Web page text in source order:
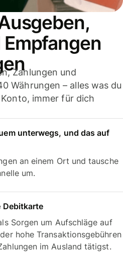
Zahlungen und
Währungen – alles was du
immer für dich
unterwegs, und das auf
an einem Ort und tausche
um.
Debitkarte
Sorgen um Aufschläge auf
hohe Transaktionsgebühren
im Ausland tätigst.